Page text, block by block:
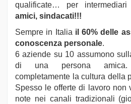
qualificate… per
amici, sindacati!!!
Sempre in Italia il 60% delle
conoscenza personale.
6 aziende su 10 assumono
di una persona amica.
completamente la cultura della
Spesso le offerte di lavoro non
note nei canali tradizionali